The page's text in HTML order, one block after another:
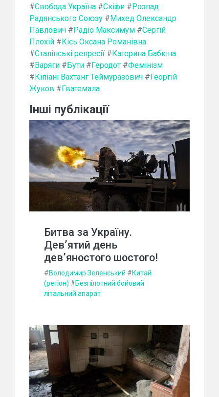
#Свобода Україна #Скіфи #Розпад
Радянського Союзу #Михед Олександр
Павлович #Радіо Максимум #Сергій
Плохій #Кісь Оксана Романівна
#Сталінські репресії #Катерина Бабкіна
#Варяги #Бути #Геродот #Фемінізм
#Кіпіані Вахтанг Теймуразович #Георгій
Жуков #Гватемала
Інші публікації
Битва за Україну.
Дев’ятий день
дев’яностого шостого!
#Володимир Зеленський #Китай
(регіон) #Безпілотний бойовий
літальний апарат